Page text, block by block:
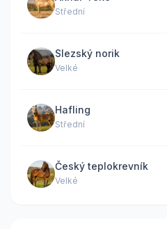
Střední
Slezský norik
Velké
Hafling
Střední
Český teplokrevník
Velké